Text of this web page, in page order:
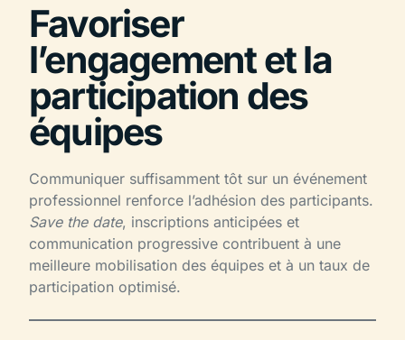
Favoriser
l’engagement et la
participation des
équipes
Communiquer suffisamment tôt sur un événement
professionnel renforce l’adhésion des participants.
Save the date, inscriptions anticipées et
communication progressive contribuent à une
meilleure mobilisation des équipes et à un taux de
participation optimisé.